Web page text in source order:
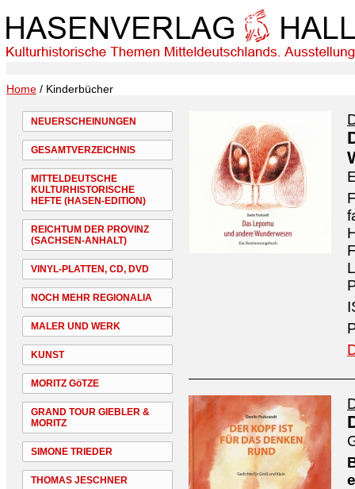
Home / Kinderbücher
NEUERSCHEINUNGEN
GESAMTVERZEICHNIS
MITTELDEUTSCHE
KULTURHISTORISCHE
HEFTE (HASEN-EDITION)
REICHTUM DER PROVINZ
(SACHSEN-ANHALT)
VINYL-PLATTEN, CD, DVD
NOCH MEHR REGIONALIA
MALER UND WERK
KUNST
MORITZ GöTZE
GRAND TOUR GIEBLER &
MORITZ
SIMONE TRIEDER
THOMAS JESCHNER